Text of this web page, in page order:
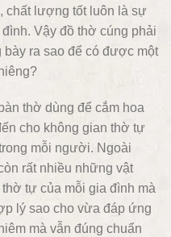
chất lượng tốt luôn là sự
Vậy đồ thờ cúng phải
ra sao để có được một
thờ dùng để cắm hoa
cho không gian thờ tự
mỗi người. Ngoài
rất nhiều những vật
tự của mỗi gia đình mà
lý sao cho vừa đáp ứng
mà vẫn đúng chuẩn